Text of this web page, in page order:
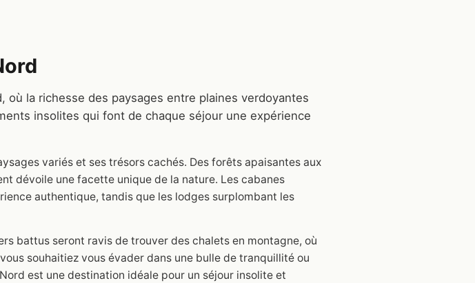
où la richesse des paysages entre plaines verdoyantes
insolites qui font de chaque séjour une expérience
variés et ses trésors cachés. Des forêts apaisantes aux
dévoile une facette unique de la nature. Les cabanes
authentique, tandis que les lodges surplombant les
battus seront ravis de trouver des chalets en montagne, où
souhaitiez vous évader dans une bulle de tranquillité ou
est une destination idéale pour un séjour insolite et